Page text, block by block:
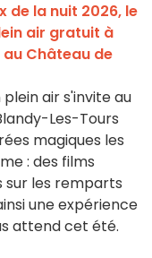
de la nuit 2026, le
air gratuit à
Château de
air s'invite au
Les-Tours
magiques les
: des films
sur les remparts
une expérience
attend cet été.